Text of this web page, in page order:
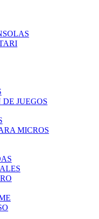
JUEGOS
MICROS